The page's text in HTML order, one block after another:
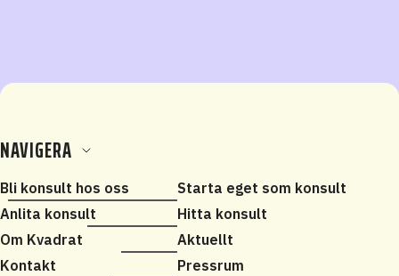
NAVIGERA
Bli konsult hos oss
Starta eget som konsult
Anlita konsult
Hitta konsult
Om Kvadrat
Aktuellt
Kontakt
Pressrum